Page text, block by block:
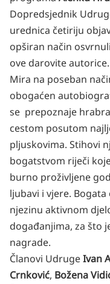
Dopredsjednik
urednica četiriju
opširan način
ove darovite
Mira na poseban
obogaćen
se prepoznaje
cestom posutom
pljuskovima. Stihovi
bogatstvom riječi
burno proživljene
ljubavi i vjere.
njezinu aktivnom
događanjima, za što
nagrade.
Članovi UdrugeIvan
Crnković, Božena